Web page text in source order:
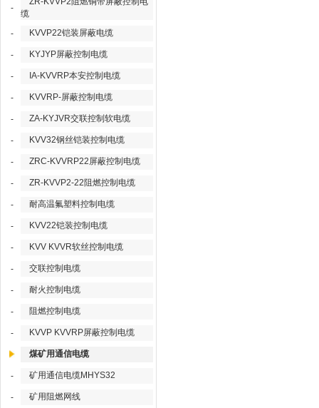
-
缆
-
KVVP22铠装屏蔽电缆
- KYJYP屏蔽控制电缆
- IA-KVVRP本安控制电缆
- KVVRP-屏蔽控制电缆
- ZA-KYJVR交联控制软电缆
- KVV32钢丝铠装控制电缆
- ZRC-KVVRP22屏蔽控制电缆
- ZR-KVVP2-22阻燃控制电缆
- 耐高温氟塑料控制电缆
- KVV22铠装控制电缆
- KVV KVVR软丝控制电缆
- 交联控制电缆
- 耐火控制电缆
- 阻燃控制电缆
- KVVP KVVRP屏蔽控制电缆
煤矿用通信电缆
- 矿用通信电缆MHYS32
- 矿用阻燃网线